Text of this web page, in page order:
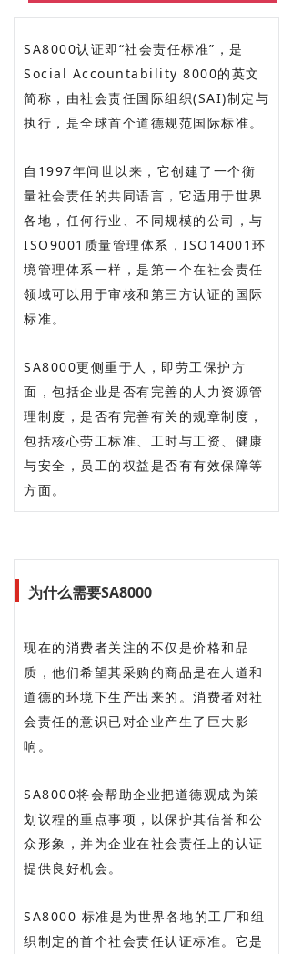
SA8000认证即“社会责任标准”，是
Social Accountability 8000的英文
简称，由社会责任国际组织(SAI)制定与
执行，是全球首个道德规范国际标准。
自1997年问世以来，它创建了一个衡
量社会责任的共同语言，它适用于世界
各地，任何行业、不同规模的公司，与
ISO9001质量管理体系，ISO14001环
境管理体系一样，是第一个在社会责任
领域可以用于审核和第三方认证的国际
标准。
SA8000更侧重于人，即劳工保护方
面，包括企业是否有完善的人力资源管
理制度，是否有完善有关的规章制度，
包括核心劳工标准、工时与工资、健康
与安全，员工的权益是否有有效保障等
方面。
为什么需要SA8000
现在的消费者关注的不仅是价格和品
质，他们希望其采购的商品是在人道和
道德的环境下生产出来的。消费者对社
会责任的意识已对企业产生了巨大影
响。
SA8000将会帮助企业把道德观成为策
划议程的重点事项，以保护其信誉和公
众形象，并为企业在社会责任上的认证
提供良好机会。
SA8000 标准是为世界各地的工厂和组
织制定的首个社会责任认证标准。它是